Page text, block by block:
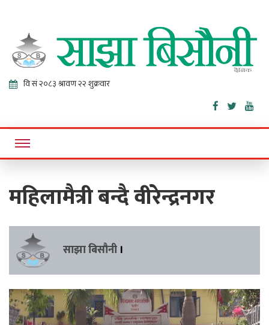
Sajha
Bisaunee
Online News Portal
महिलामैत्री बन्दै वीरेन्द्रनगर
साझा बिसौनी ।